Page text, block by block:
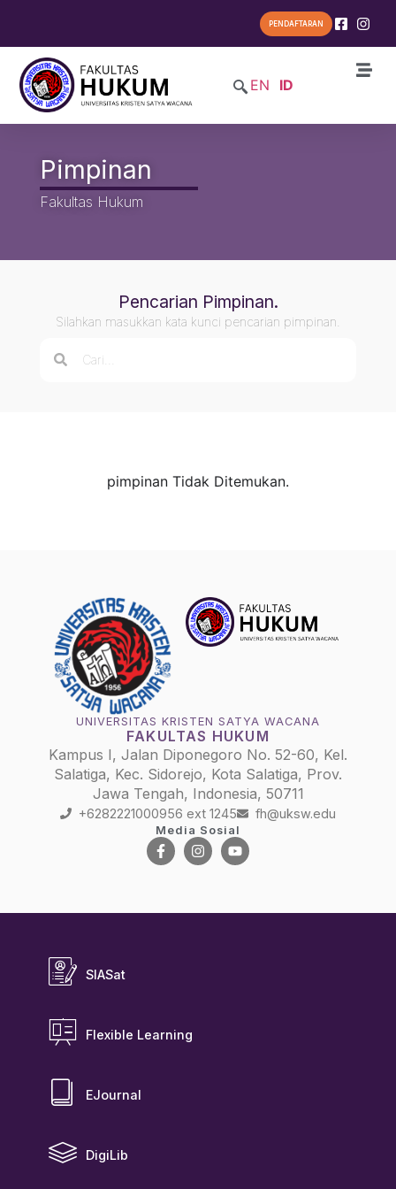
PENDAFTARAN
EN ID
Pimpinan
Fakultas Hukum
Pencarian Pimpinan.
Silahkan masukkan kata kunci pencarian pimpinan.
pimpinan Tidak Ditemukan.
UNIVERSITAS KRISTEN SATYA WACANA
FAKULTAS HUKUM
Kampus I, Jalan Diponegoro No. 52-60, Kel.
Salatiga, Kec. Sidorejo, Kota Salatiga, Prov.
Jawa Tengah, Indonesia, 50711
+6282221000956 ext 1245 fh@uksw.edu
Media Sosial
SIASat
Flexible Learning
EJournal
DigiLib